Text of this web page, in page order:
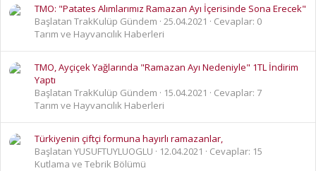
TMO: "Patates Alımlarımız Ramazan Ayı İçerisinde Sona Erecek"
Başlatan TrakKulüp Gündem 25.04.2021
Cevaplar: 0
Tarım ve Hayvancılık Haberleri
TMO, Ayçiçek Yağlarında "Ramazan Ayı Nedeniyle" 1TL İndirim
Yaptı
Başlatan TrakKulüp Gündem
15.04.2021
Cevaplar: 7
Tarım ve Hayvancılık Haberleri
Türkiyenin çiftçi formuna hayırlı ramazanlar,
Başlatan YUSUFTUYLUOGLU
12.04.2021
Cevaplar: 15
Kutlama ve Tebrik Bölümü